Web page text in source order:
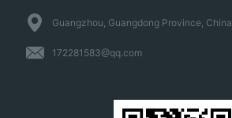
Guangzhou, Guangdong Province, China
172281583@qq.com